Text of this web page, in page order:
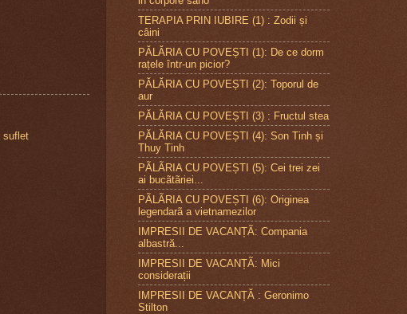
suflet
TERAPIA PRIN IUBIRE (1) : Zodii și
câini
PĂLĂRIA CU POVEȘTI (1): De ce dorm
rațele într-un picior?
PĂLĂRIA CU POVEȘTI (2): Toporul de
aur
PĂLĂRIA CU POVEȘTI (3) : Fructul stea
PĂLĂRIA CU POVEȘTI (4): Son Tinh și
Thuy Tinh
PÃLÃRIA CU POVEȘTI (5): Cei trei zei
ai bucãtãriei...
PÃLÃRIA CU POVEȘTI (6): Originea
legendarã a vietnamezilor
IMPRESII DE VACANȚÃ: Compania
albastră...
IMPRESII DE VACANȚÃ: Mici
considerații
IMPRESII DE VACANȚĂ : Geronimo
Stilton